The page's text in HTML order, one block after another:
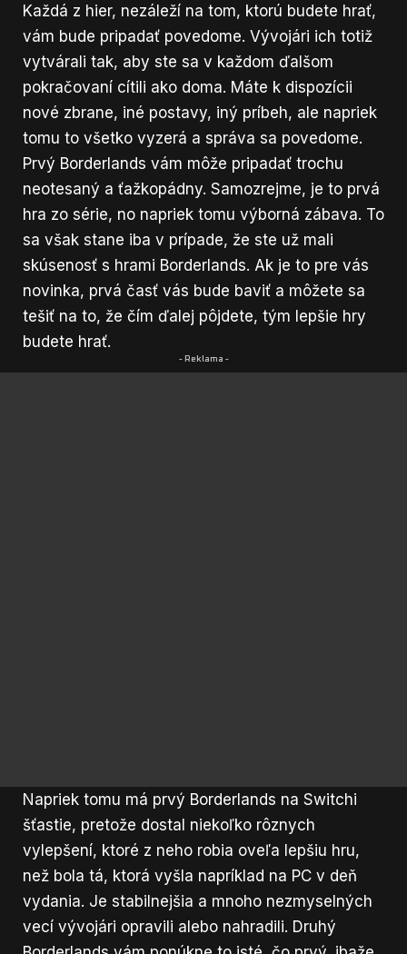
Každá z hier, nezáleží na tom, ktorú budete hrať,
vám bude pripadať povedome. Vývojári ich totiž
vytvárali tak, aby ste sa v každom ďalšom
pokračovaní cítili ako doma. Máte k dispozícii
nové zbrane, iné postavy, iný príbeh, ale napriek
tomu to všetko vyzerá a správa sa povedome.
Prvý Borderlands vám môže pripadať trochu
neotesaný a ťažkopádny. Samozrejme, je to prvá
hra zo série, no napriek tomu výborná zábava. To
sa však stane iba v prípade, že ste už mali
skúsenosť s hrami Borderlands. Ak je to pre vás
novinka, prvá časť vás bude baviť a môžete sa
tešiť na to, že čím ďalej pôjdete, tým lepšie hry
budete hrať.
- Reklama -
Napriek tomu má prvý Borderlands na Switchi
šťastie, pretože dostal niekoľko rôznych
vylepšení, ktoré z neho robia oveľa lepšiu hru,
než bola tá, ktorá vyšla napríklad na PC v deň
vydania. Je stabilnejšia a mnoho nezmyselných
vecí vývojári opravili alebo nahradili. Druhý